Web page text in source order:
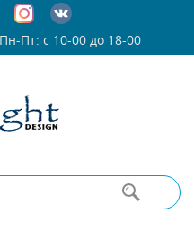
Пн-Пт: с 10-00 до 18-00